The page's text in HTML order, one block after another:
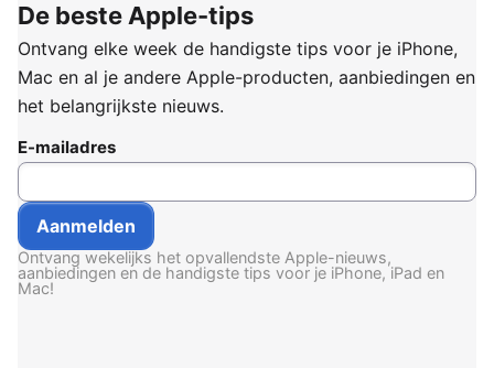
De beste Apple-tips
Ontvang elke week de handigste tips voor je iPhone,
Mac en al je andere Apple-producten, aanbiedingen en
het belangrijkste nieuws.
E-mailadres
Ontvang wekelijks het opvallendste Apple-nieuws,
aanbiedingen en de handigste tips voor je iPhone, iPad en
Mac!